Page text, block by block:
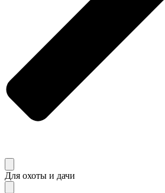
Для охоты и дачи